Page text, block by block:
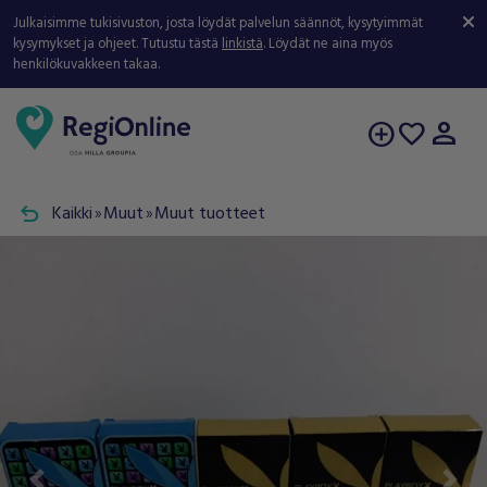
Julkaisimme tukisivuston, josta löydät palvelun säännöt, kysytyimmät
kysymykset ja ohjeet. Tutustu tästälinkistä. Löydät ne aina myös
henkilökuvakkeen takaa.
add_circlefavorite person
undo Kaikki double_arrow Muut double_arrow Muut tuotteet